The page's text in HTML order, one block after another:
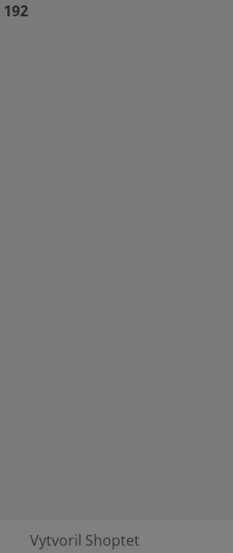
192
Vytvoril Shoptet